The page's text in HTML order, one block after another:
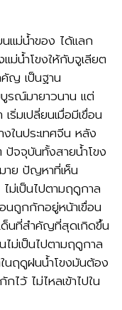
แม่น้ำของ ได้แลก
ม่น้ำโขงให้กับจูเลียต
คัญ เป็นฐาน
รณ์มายาวนาน แต่
ริ่มเปลี่ยนเมื่อมีเขื่อน
ในประเทศจีน หลัง
ปัจจุบันทั้งสายน้ำโขง
าย ปัญหาที่เห็น
ม่เป็นไปตามฤดูกาล
นถูกกักอยู่หน้าเขื่อน
นที่สำคัญที่สุดเกิดขึ้น
ม่เป็นไปตามฤดูกาล
นฤดูฝนน้ำโขงมันต้อง
ว้ ไม่ไหลเข้าไปใน